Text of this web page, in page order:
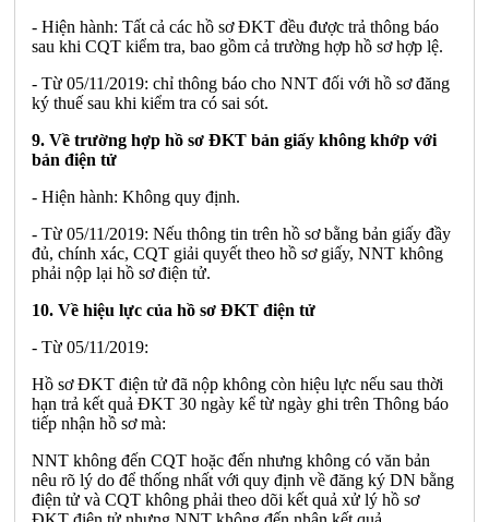
- Hiện hành: Tất cả các hồ sơ ĐKT đều được trả thông báo
sau khi CQT kiểm tra, bao gồm cả trường hợp hồ sơ hợp lệ.
- Từ 05/11/2019: chỉ thông báo cho NNT đối với hồ sơ đăng
ký thuế sau khi kiểm tra có sai sót.
9. Về trường hợp hồ sơ ĐKT bản giấy không khớp với
bản điện tử
- Hiện hành: Không quy định.
- Từ 05/11/2019: Nếu thông tin trên hồ sơ bằng bản giấy đầy
đủ, chính xác, CQT giải quyết theo hồ sơ giấy, NNT không
phải nộp lại hồ sơ điện tử.
10. Về hiệu lực của hồ sơ ĐKT điện tử
- Từ 05/11/2019:
Hồ sơ ĐKT điện tử đã nộp không còn hiệu lực nếu sau thời
hạn trả kết quả ĐKT 30 ngày kể từ ngày ghi trên Thông báo
tiếp nhận hồ sơ mà:
NNT không đến CQT hoặc đến nhưng không có văn bản
nêu rõ lý do để thống nhất với quy định về đăng ký DN bằng
điện tử và CQT không phải theo dõi kết quả xử lý hồ sơ